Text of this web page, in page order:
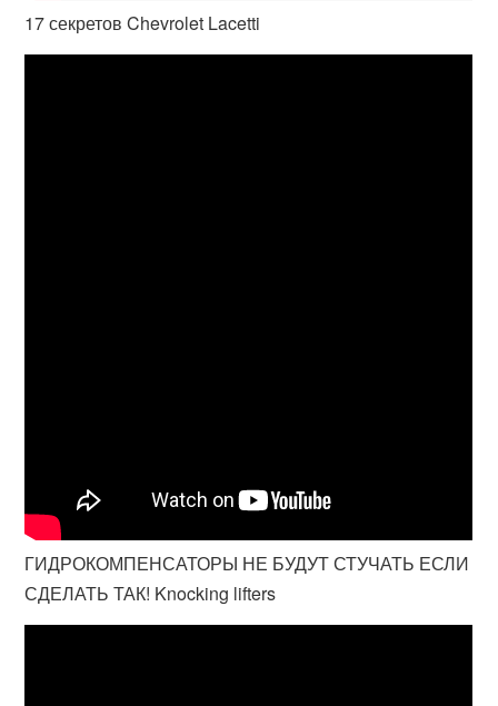
17 секретов Chevrolet Lacetti
ГИДРОКОМПЕНСАТОРЫ НЕ БУДУТ СТУЧАТЬ ЕСЛИ
СДЕЛАТЬ ТАК! Knocking lifters